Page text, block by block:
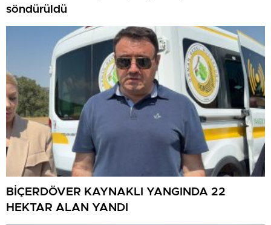
söndürüldü
BİÇERDÖVER KAYNAKLI YANGINDA 22
HEKTAR ALAN YANDI